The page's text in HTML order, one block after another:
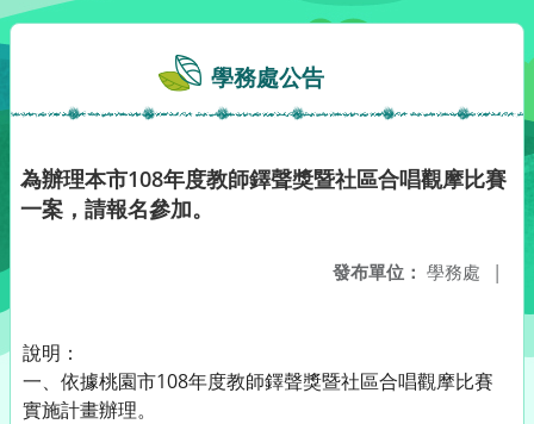
學務處公告
為辦理本市108年度教師鐸聲獎暨社區合唱觀摩比賽
一案，請報名參加。
發布單位： 學務處 |
說明：
一、依據桃園市108年度教師鐸聲獎暨社區合唱觀摩比賽
實施計畫辦理。